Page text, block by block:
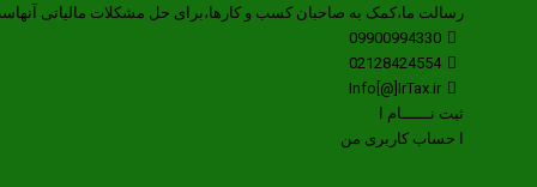
رسالت ما،کمک به صاحبان کسب و کارها،برای حل مشکلات مالیاتی
09900994330
02128424554
Info[@]IrTax.ir
ثبت نــــــام ا
ا حساب کاربری من